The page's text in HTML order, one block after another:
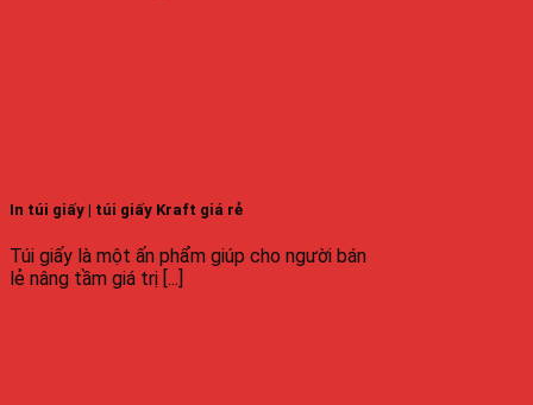
In túi giấy | túi giấy Kraft giá rẻ
Túi giấy là một ấn phẩm giúp cho người bán
lẻ nâng tầm giá trị [...]